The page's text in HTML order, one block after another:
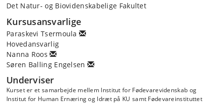
Det Natur- og Biovidenskabelige Fakultet
Kursusansvarlige
Paraskevi Tsermoula
Hovedansvarlig
Nanna Roos
Søren Balling Engelsen
Underviser
Kurset er et samarbejde mellem Institut for Fødevarevidenskab og
Institut for Human Ernæring og Idræt på KU samt Fødevareinstituttet